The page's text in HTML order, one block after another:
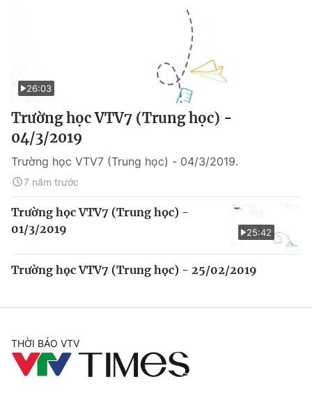
26:03
Trường học VTV7 (Trung học) -
04/3/2019
Trường học VTV7 (Trung học) - 04/3/2019.
7 năm trước
25:42
Trường học VTV7 (Trung học) -
01/3/2019
Trường học VTV7 (Trung học) - 25/02/2019
THỜI BÁO VTV